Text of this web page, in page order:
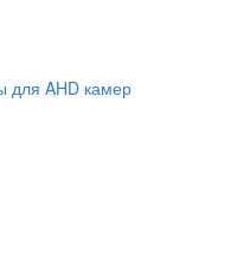
для AHD камер